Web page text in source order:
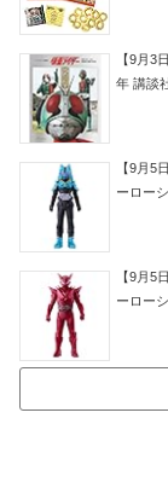
【9月3
年 講談
【9月5
ーロー
【9月5
ーロー